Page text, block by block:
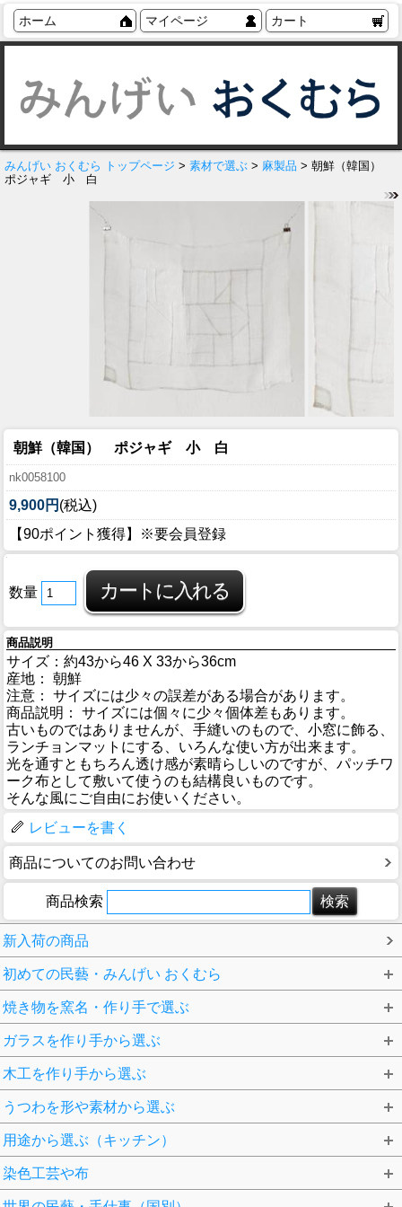
ホーム マイページ カート
みんげい おくむら トップページ > 素材で選ぶ > 麻製品 > 朝鮮（韓国）
ポジャギ 小 白
朝鮮（韓国） ポジャギ 小 白
nk0058100
9,900円 (税込)
【90ポイント獲得】※要会員登録
数量
商品説明
サイズ：約43から46 X 33から36cm
産地： 朝鮮
注意： サイズには少々の誤差がある場合があります。
商品説明： サイズには個々に少々個体差もあります。
古いものではありませんが、手縫いのもので、小窓に飾る、
ランチョンマットにする、いろんな使い方が出来ます。
光を通すともちろん透け感が素晴らしいのですが、パッチワ
ーク布として敷いて使うのも結構良いものです。
そんな風にご自由にお使いください。
レビューを書く
商品についてのお問い合わせ
商品検索
新入荷の商品
初めての民藝・みんげい おくむら
焼き物を窯名・作り手で選ぶ
ガラスを作り手から選ぶ
木工を作り手から選ぶ
うつわを形や素材から選ぶ
用途から選ぶ（キッチン）
染色工芸や布